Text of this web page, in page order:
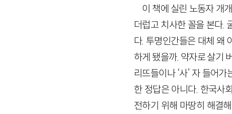
이 책에 실린 노동자 개
더럽고 치사한 꼴을 본다.
다. 투명인간들은 대체 왜
하게 됐을까. 약자로 살기
리뜨들이나 ‘사’ 자 들어
한 정답은 아니다. 한국사
전하기 위해 마땅히 해결